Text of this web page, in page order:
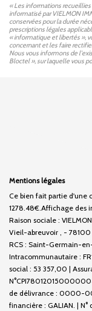
« Les informations
informatisé par VIELMON
conservées pour la durée
prescriptions légales
« informatique et libertés »,
concernant et les faire
Nous vous informons de
Bloctel », sur laquelle vous
Mentions légales
Ce bien fait partie d'une
1278.48€. Affichage des
Raison sociale :
Vieil-abreuvoir , - 78100
RCS : Saint-Germain-
Intracommunautaire :
social : 53 357,00 |
de délivrance : 0000-
financière : GALIAN. |